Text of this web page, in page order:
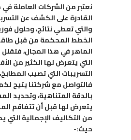
نعتبر من الشركات العاملة
القادرة على الكشف عن
والتي تعطي نتائج، وحلول
الخطط المحكمة من قبل
الماهر في هذا المجال،
التي يتعرض لها الكثير من
التسريبات التي تصيب المطابخ،
فالتواصل مع شركتنا يتيح
بالدقة المتناهية، وتحديد
يتعرض لها قبل أن تتفاقم
من التكاليف الإجمالية التي
حيث:-